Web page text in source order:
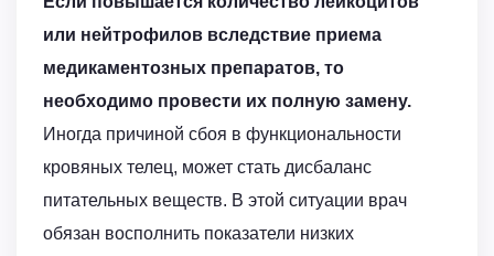
или нейтрофилов вследствие приема
медикаментозных препаратов, то
необходимо провести их полную замену.
Иногда причиной сбоя в функциональности
кровяных телец, может стать дисбаланс
питательных веществ. В этой ситуации врач
обязан восполнить показатели низких